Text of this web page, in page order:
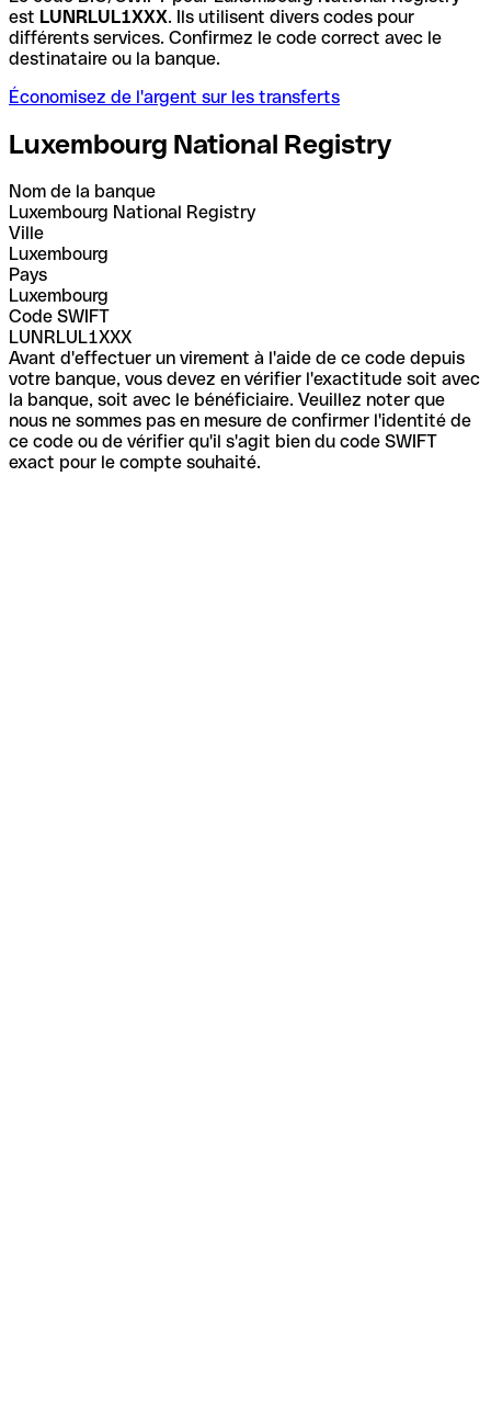
est LUNRLUL1XXX. Ils utilisent divers codes pour
différents services. Confirmez le code correct avec le
destinataire ou la banque.
Économisez de l'argent sur les transferts
Luxembourg National Registry
Nom de la banque
Luxembourg National Registry
Ville
Luxembourg
Pays
Luxembourg
Code SWIFT
LUNRLUL1XXX
Avant d'effectuer un virement à l'aide de ce code depuis
votre banque, vous devez en vérifier l'exactitude soit avec
la banque, soit avec le bénéficiaire. Veuillez noter que
nous ne sommes pas en mesure de confirmer l'identité de
ce code ou de vérifier qu'il s'agit bien du code SWIFT
exact pour le compte souhaité.